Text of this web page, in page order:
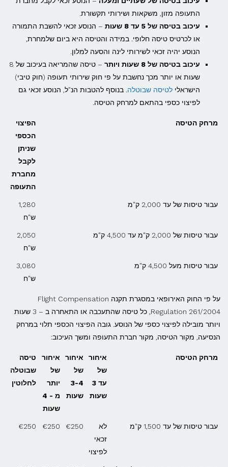
התעופה מזון, משקאות ושירותי תקשורת.
עיכוב בטיסה של 5 עד 8 שעות
– הנוסע זכאי להשבת התמורה
או לכרטיס טיסה חלופי. במידה והטיסה היא ביום שלמחרת,
הנוסע יהיה זכאי לשירותי לינה והסעה למלון.
עיכוב בטיסה של 8 שעות ויותר
– טיסה שהמריאה בעיכוב של 8
שעות או יותר מכך נחשבת על פי חוק שירותי תעופה (חוק טיבי)
הישראלי לטיסה שבוטלה. בנוסף להטבות הנ"ל, הנוסע זכאי גם
לפיצוי כספי בהתאם למרחק הטיסה.
מרחק הטיסה
הפיצוי
הכספי
שניתן
לקבל
מחברת
התעופה
עבור טיסות של עד 2,000 ק"מ
1,280
ש"ח
עבור טיסות של 2,000 ק"מ עד 4,500 ק"מ
2,050
ש"ח
עבור טיסות מעל 4,500 ק"מ
3,080
ש"ח
על פי החוק האירופאי במסגרת תקנה Flight Compensation
Regulation 261/2004, כל טיסה שהתעכבה או התאחרה ב – 3 שעות
ויותר מובילה לפיצוי כספי של הנוסע. גובה הפיצוי הכספי תלוי במרחק
הנסיעה, מקור הטיסה, מקור חברת התעופה ומשך העיכוב:
מרחק הטיסה
איחור
של
עד 3
שעות
איחור
של
3-4
שעות
איחור
של
יותר
מ - 4
שעות
טיסה
שבוטלה
לחלוטין
עבור טיסות של עד 1,500 ק"מ
לא
זכאי
לפיצוי
€250
€250
€250